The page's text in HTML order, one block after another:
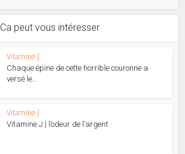
Ca peut vous intéresser
Vitamine J
Chaque épine de cette horrible couronne a
versé le...
Vitamine J
Vitamine J | l’odeur de l’argent